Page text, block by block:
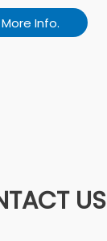
More Info.
US